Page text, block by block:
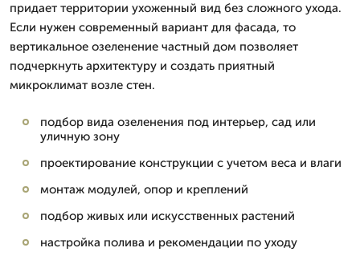
придает территории ухоженный вид без сложного ухода.
Если нужен современный вариант для фасада, то
вертикальное озеленение частный дом позволяет
подчеркнуть архитектуру и создать приятный
микроклимат возле стен.
подбор вида озеленения под интерьер, сад или
уличную зону
проектирование конструкции с учетом веса и влаги
монтаж модулей, опор и креплений
подбор живых или искусственных растений
настройка полива и рекомендации по уходу